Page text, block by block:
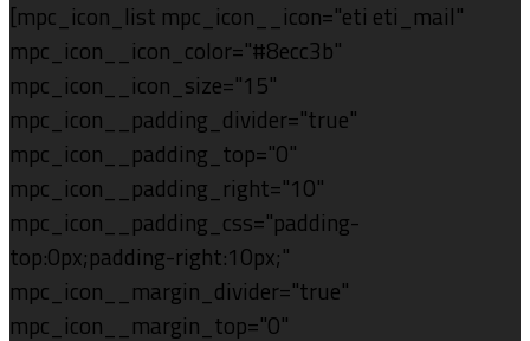
[mpc_icon_list mpc_icon__icon="eti eti_mail"
mpc_icon__icon_color="#8ecc3b"
mpc_icon__icon_size="15"
mpc_icon__padding_divider="true"
mpc_icon__padding_top="0"
mpc_icon__padding_right="10"
mpc_icon__padding_css="padding-
top:0px;padding-right:10px;"
mpc_icon__margin_divider="true"
mpc_icon__margin_top="0"